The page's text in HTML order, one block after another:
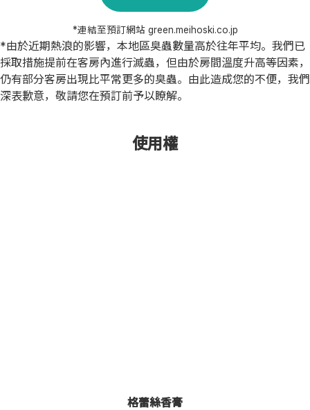
*連結至預訂網站 green.meihoski.co.jp
*由於近期熱浪的影響，本地區臭蟲數量高於往年平均。我們已
採取措施提前在客房內進行滅蟲，但由於房間溫度升高等因素，
仍有部分客房出現比平常更多的臭蟲。由此造成您的不便，我們
深表歉意，敬請您在預訂前予以瞭解。
使用權
格蕾絲香膏